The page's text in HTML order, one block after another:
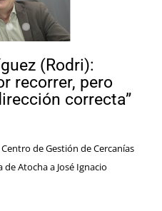
(Rodri):
recorrer, pero
correcta”
de Gestión de Cercanías
Atocha a José Ignacio